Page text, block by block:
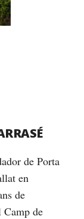
de Porta
en
de
de